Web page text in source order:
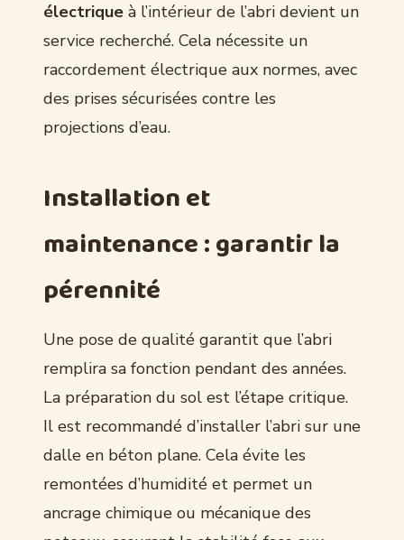
électrique à l’intérieur de l’abri devient un
service recherché. Cela nécessite un
raccordement électrique aux normes, avec
des prises sécurisées contre les
projections d’eau.
Installation et
maintenance : garantir la
pérennité
Une pose de qualité garantit que l’abri
remplira sa fonction pendant des années.
La préparation du sol est l’étape critique.
Il est recommandé d’installer l’abri sur une
dalle en béton plane. Cela évite les
remontées d’humidité et permet un
ancrage chimique ou mécanique des